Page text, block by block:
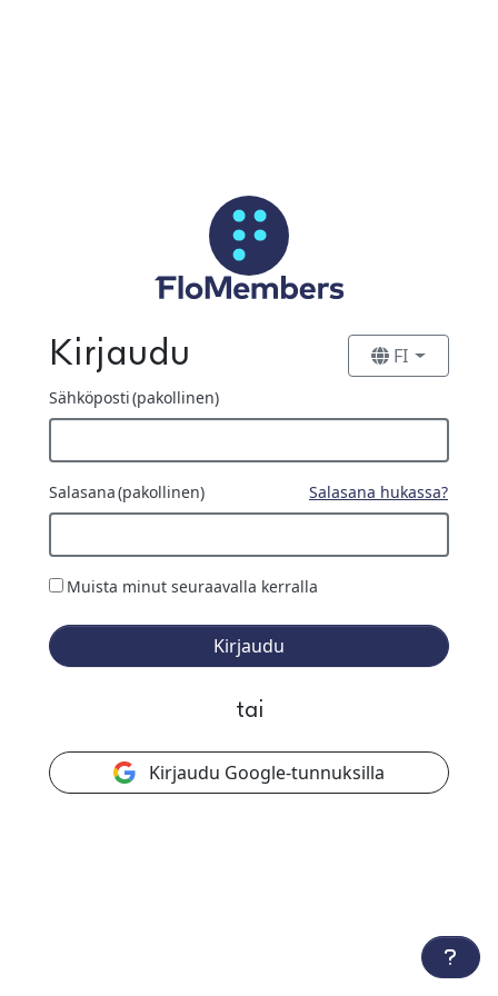
Kirjaudu FI
Sähköposti(pakollinen)
Salasana(pakollinen) Salasana hukassa?
Muista minut seuraavalla kerralla
Kirjaudu
tai
Kirjaudu Google-tunnuksilla